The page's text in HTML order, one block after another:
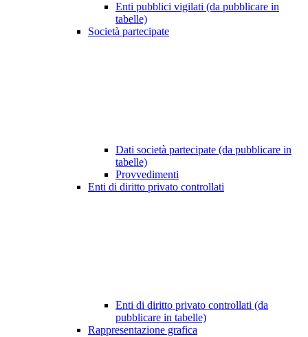
Enti pubblici vigilati (da pubblicare in
tabelle)
Società partecipate
Dati società partecipate (da pubblicare in
tabelle)
Provvedimenti
Enti di diritto privato controllati
Enti di diritto privato controllati (da
pubblicare in tabelle)
Rappresentazione grafica